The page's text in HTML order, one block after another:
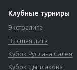
Клубные турниры
Экстралига
Высшая лига
Кубок Руслана Салея
Кубок Цыплакова